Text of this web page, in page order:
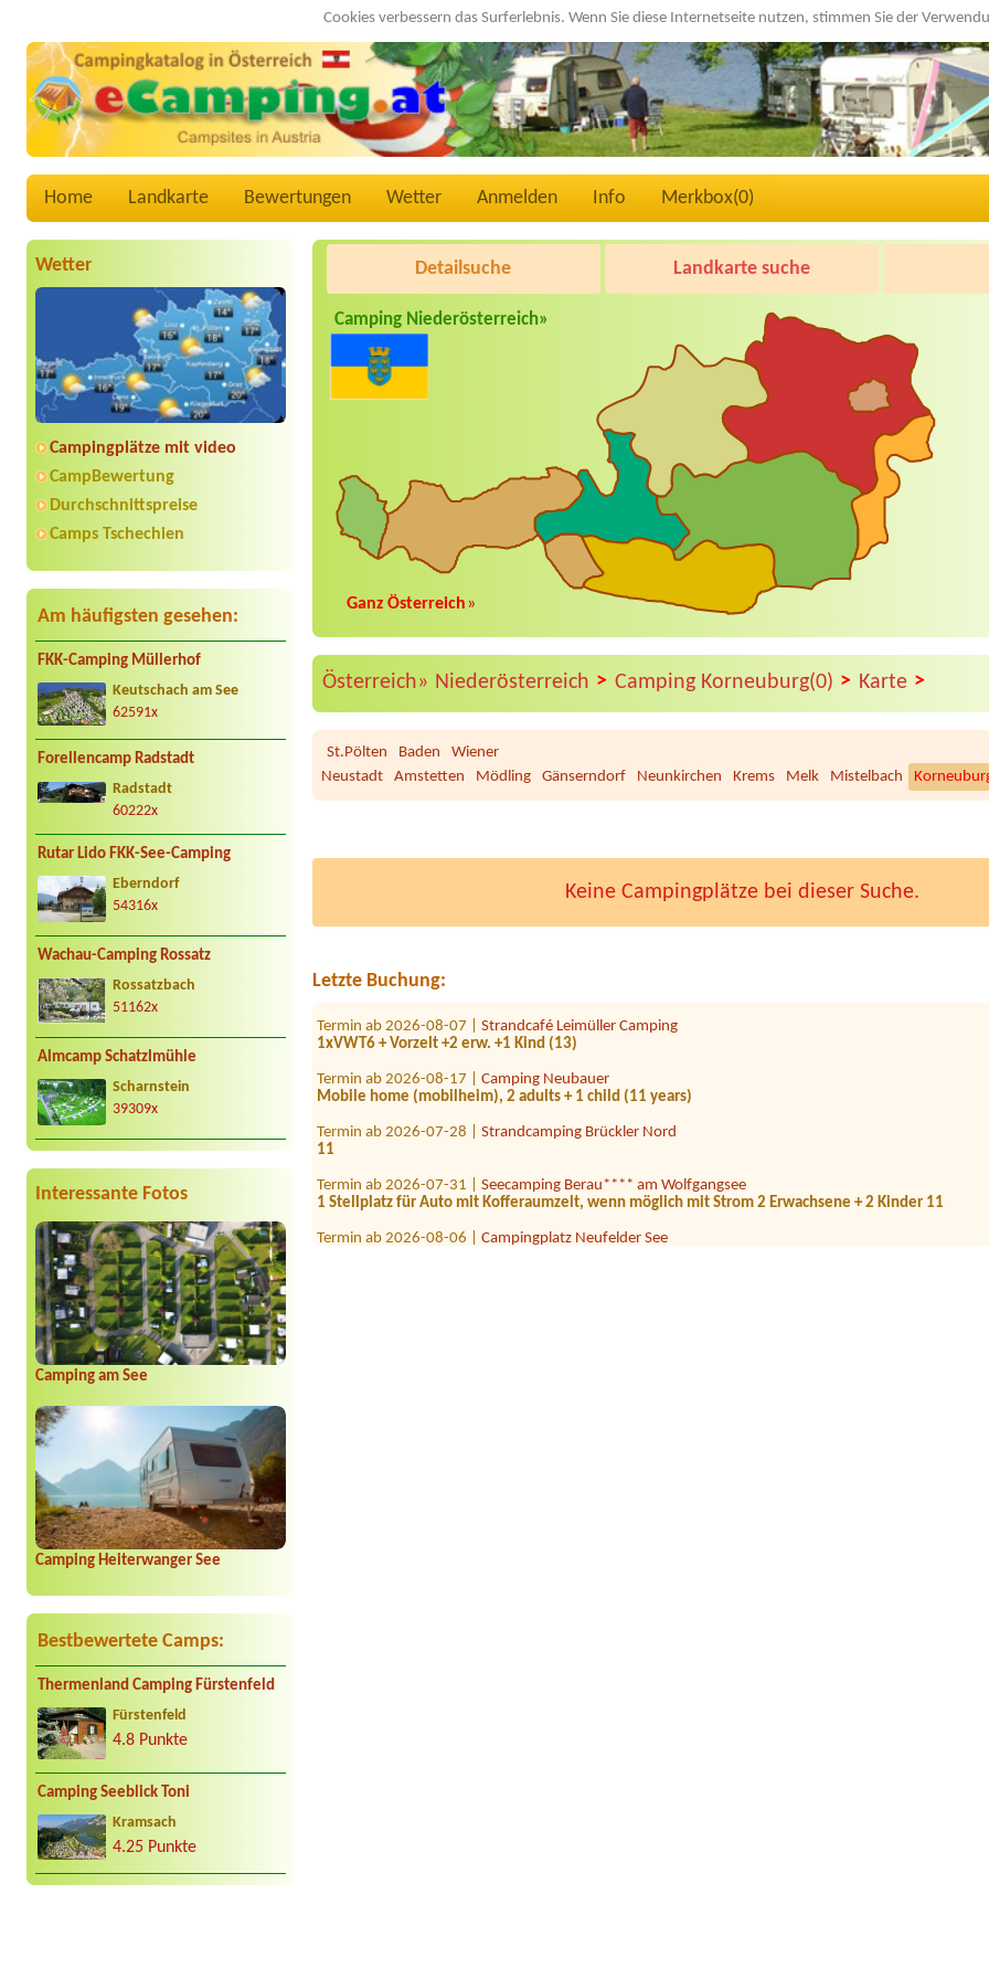
Cookies verbessern das Surferlebnis. Wenn Sie diese Internetseite nutzen, stimmen Sie der
Home Landkarte Bewertungen Wetter Anmelden Info Merkbox(0)
Wetter
Campingplätze mit video
CampBewertung
Durchschnittspreise
Camps Tschechien
Am häufigsten gesehen:
FKK-Camping Müllerhof
Keutschach am See
62591x
Forellencamp Radstadt
Radstadt
60222x
Rutar Lido FKK-See-Camping
Eberndorf
54316x
Wachau-Camping Rossatz
Rossatzbach
51162x
Almcamp Schatzlmühle
Scharnstein
39309x
Interessante Fotos
Camping am See
Camping Heiterwanger See
Bestbewertete Camps:
Thermenland Camping Fürstenfeld
Fürstenfeld
4.8 Punkte
Camping Seeblick Toni
Kramsach
4.25 Punkte
Detailsuche Landkarte suche
Camping Niederösterreich»
Ganz Österreich »
Österreich» Niederösterreich > Camping Korneuburg(0) > Karte >
St.Pölten Baden
Wiener
Neustadt
Amstetten Mödling Gänserndorf Neunkirchen Krems Melk Mistelbach
Keine Campingplätze bei dieser Suche.
Letzte Buchung:
Strandcafé Leimüller Camping
1 Wohnmobilstellplatz 6m länge
1x Stellplatz mit Strom für Wohnwagen
1xVWT6 + Vorzelt +2 erw. +1 Kind (13)
Mobile home (mobilheim), 2 adults + 1 child (11 years)
11
1 Stellplatz für Auto mit Kofferaumzelt, wenn möglich mit Strom 2 Erwachsene + 2 Kinder 11
1 Zelt mit Auto und elektrischen anschluss